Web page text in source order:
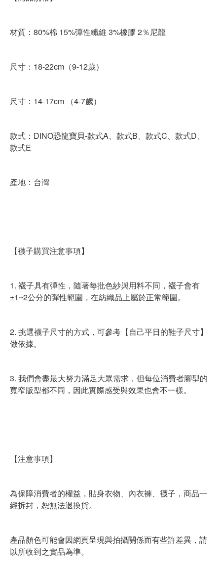
材質：80%棉 15%彈性纖維 3%橡膠 2％尼龍
尺寸：18-22cm（9-12歲）
尺寸：14-17cm （4-7歲）
款式：DINO恐龍寶貝-款式A、款式B、款式C、款式D、
款式E
產地：台灣
【襪子購買注意事項】
1. 襪子具有彈性，隨著每批色紗與用料不同，襪子會有
±1~2公分的彈性範圍，在紡織品上屬於正常範圍。
2. 挑選襪子尺寸的方式，可參考【自己平日的鞋子尺寸】
做依據。
3. 我們會盡最大努力滿足大眾需求，但每位消費者腳型的
寬窄版型都不同，因此實際感受與效果也會不一樣。
【注意事項】
為保障消費者的權益，貼身衣物、內衣褲、襪子，商品一
經拆封，恕無法退換貨。
產品顏色可能會因網頁呈現與拍攝關係而有些許差異，請
以所收到之實品為準。